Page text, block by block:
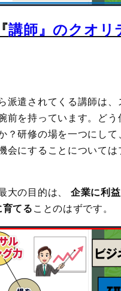
『講師』のクオリ
派遣されてくる講師は、
前を持っています。どう
？研修の場を一つにして
会にすることについては
大の目的は、 企業に利
育てる ことのはずです。